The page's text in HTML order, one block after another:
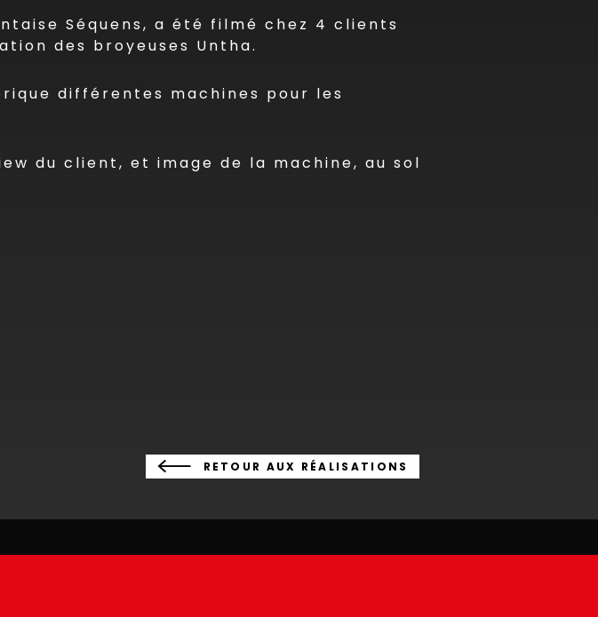
Séquens, a été filmé chez 4 clients
des broyeuses Untha.
différentes machines pour les
du client, et image de la machine, au sol
RETOUR AUX RÉALISATIONS